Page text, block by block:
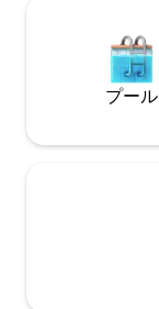
プール